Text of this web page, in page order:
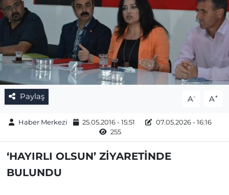
Paylaş A- A+
Haber Merkezi 25.05.2016 - 15:51
07.05.2026 - 16:16
255
‘HAYIRLI OLSUN’ ZİYARETİNDE
BULUNDU
Yayın İlkeleri